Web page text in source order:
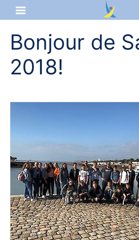
Startseite
Aktuelles
Service & Infos
Bonjour de
2018!